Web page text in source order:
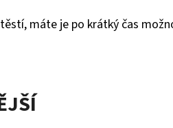
máte je po krátký čas